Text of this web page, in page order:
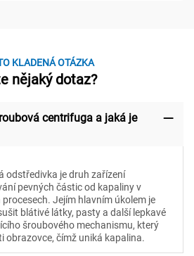
KLADENÁ OTÁZKA
nějaký dotaz?
centrifuga a jaká je
odstředivka je druh zařízení
pevných částic od kapaliny v
Jejím hlavním úkolem je
blátivé látky, pasty a další lepkavé
šroubového mechanismu, který
obrazovce, čímž uniká kapalina.